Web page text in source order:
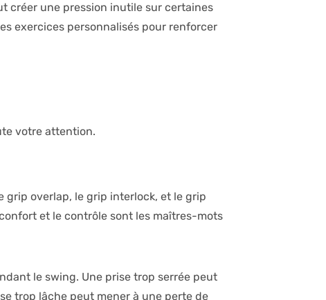
créer une pression inutile sur certaines
exercices personnalisés pour renforcer
votre attention.
grip overlap, le grip interlock, et le grip
et le contrôle sont les maîtres-mots
le swing. Une prise trop serrée peut
trop lâche peut mener à une perte de